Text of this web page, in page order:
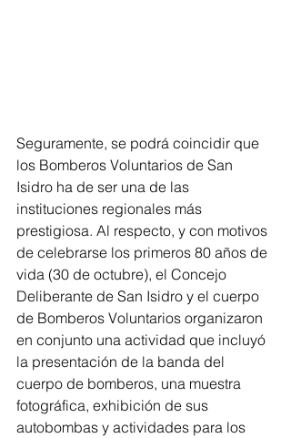
Seguramente, se podrá coincidir que
los Bomberos Voluntarios de San
Isidro ha de ser una de las
instituciones regionales más
prestigiosa. Al respecto, y con motivos
de celebrarse los primeros 80 años de
vida (30 de octubre), el Concejo
Deliberante de San Isidro y el cuerpo
de Bomberos Voluntarios organizaron
en conjunto una actividad que incluyó
la presentación de la banda del
cuerpo de bomberos, una muestra
fotográfica, exhibición de sus
autobombas y actividades para los